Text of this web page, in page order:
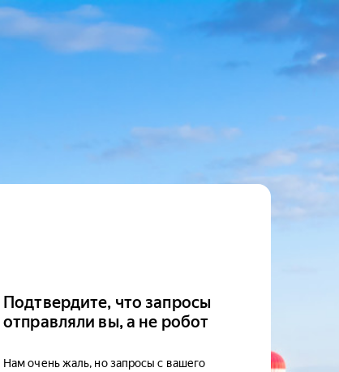
Подтвердите, что запросы
отправляли вы, а не робот
Нам очень жаль, но запросы с вашего